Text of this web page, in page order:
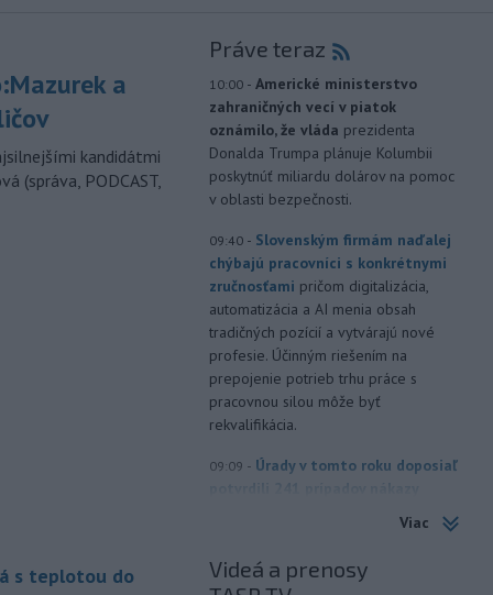
a
kandidátmi
(správa, PODCAST,
s teplotou do
Práve teraz
10:00 - Americké ministerstvo
zahraničných vecí v piatok
oznámilo, že vláda prezidenta
Donalda Trumpa plánuje Kolumbii
poskytnúť miliardu dolárov na pomoc
v oblasti bezpečnosti.
09:40 - Slovenským firmám naďalej
chýbajú pracovníci s konkrétnymi
zručnosťami pričom digitalizácia,
automatizácia a AI menia obsah
tradičných pozícií a vytvárajú nové
profesie. Účinným riešením na
prepojenie potrieb trhu práce s
pracovnou silou môže byť
rekvalifikácia.
09:09 - Úrady v tomto roku doposiaľ
Európe. Uvádza to týždenná správa,
ktorú v piatok zverejnilo Európske
centrum pre prevenciu a kontrolu
Viac
Videá a prenosy